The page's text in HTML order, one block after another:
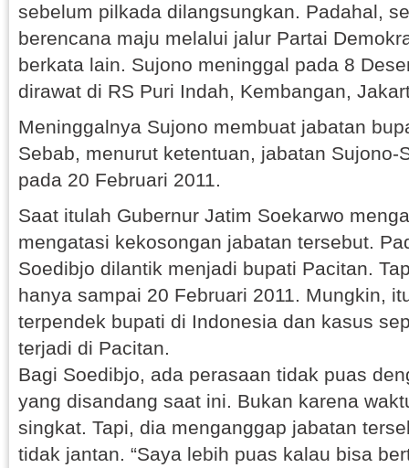
sebelum pilkada dilangsungkan. Padahal,
berencana maju melalui jalur Partai
berkata lain. Sujono meninggal pada 8
dirawat di RS Puri Indah, Kembangan,
Meninggalnya Sujono membuat jabatan
Sebab, menurut ketentuan, jabatan Sujono-
pada 20 Februari 2011.
Saat itulah Gubernur Jatim Soekarwo
mengatasi kekosongan jabatan tersebut.
Soedibjo dilantik menjadi bupati Pacitan.
hanya sampai 20 Februari 2011. Mungkin,
terpendek bupati di Indonesia dan kasus
terjadi di Pacitan.
Bagi Soedibjo, ada perasaan tidak puas
yang disandang saat ini. Bukan karena
singkat. Tapi, dia menganggap jabatan
tidak jantan. “Saya lebih puas kalau bisa